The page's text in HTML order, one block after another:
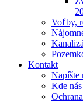
Voľby,
Kontakt
Napíšte
Kde